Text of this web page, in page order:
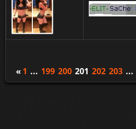
« 1 ... 199 200 201 202 203 ...